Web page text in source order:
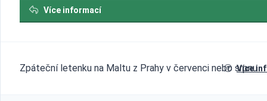
Více informací
Zpáteční letenku na Maltu z Prahy v červenci nebo srpnu
Více